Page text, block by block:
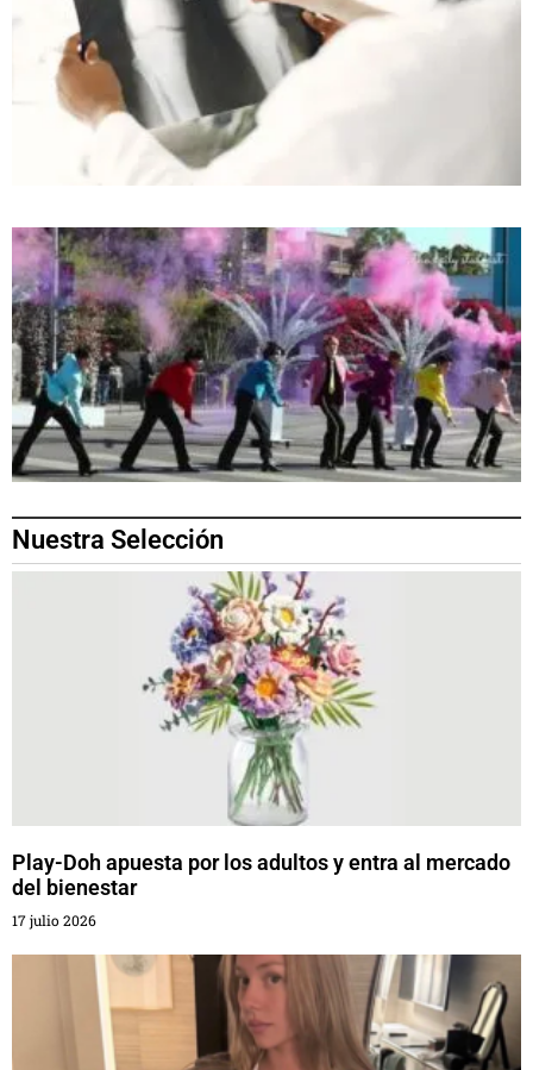
Nuestra Selección
Play-Doh apuesta por los adultos y entra al mercado
del bienestar
17 julio 2026